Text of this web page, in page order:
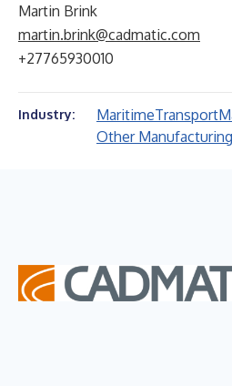
Martin Brink
martin.brink@cadmatic.com
+27765930010
Industry: MaritimeTransport
Other Manufacturing